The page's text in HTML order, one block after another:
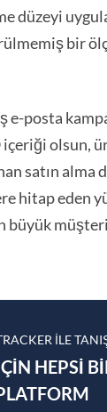
düzeyi
bir
posta
içeriği olsun,
satın alma
hitap eden
büyük
ILE
HEPSI